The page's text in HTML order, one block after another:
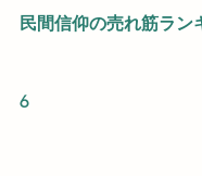
民間信仰の売れ筋ラン
6